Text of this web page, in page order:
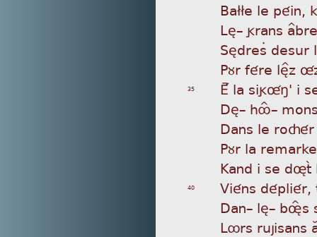
Ba££e le péin,
Lè_ grans
SèdresÄ
Pùr fére lè^z
35 Éÿla sigûñ' i
Dè_ hôÎ_
Dans le roçér
Pùr la remarke
Kand i se døtã
40 Viéns dépliér,
Dan_ lè_ bøÎs
Lôrs rujisans